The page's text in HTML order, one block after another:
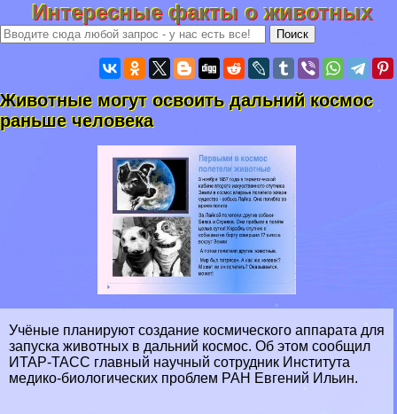
Интересные факты о животных
Животные могут освоить дальний космос
раньше человека
Учёные планируют создание космического аппарата для
запуска животных в дальний космос. Об этом сообщил
ИТАР-ТАСС главный научный сотрудник Института
медико-биологических проблем РАН Евгений Ильин.